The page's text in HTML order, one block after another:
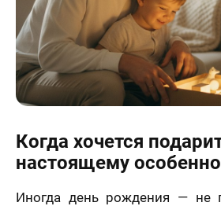
Когда хочется
настоящему
Иногда день рождения — не